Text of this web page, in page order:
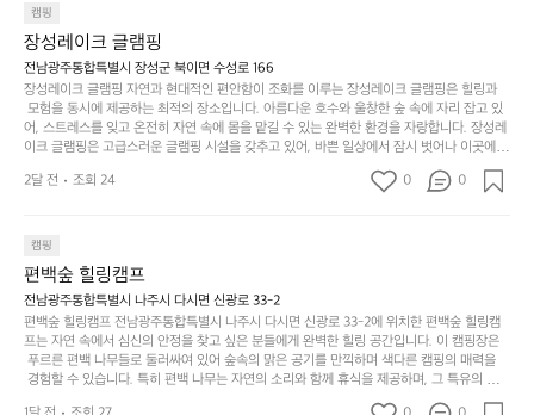
을
가
려
보
세
요.
튼
을
조
용
는
크
기,
무
게,
이
의
아
주
웃
도
어
의
경
럽
게
이
어
이
라
고
해
야
하
리
를
잡
았
으며 깊은 숙면을 취할 수 있는 기회를 제공합니다.  이곳은 자연과의 완벽한 조화를 이루며,
다채로운 야외 활동을 제공합니다. 특히 어린이들은 안전하게 놀 수 있는 놀이시설이 마련
되어 있어 부모님들과 함께 즐거운 시간을 보낼 수 있습니다. 주변의 다양한 관광지와 먹거
리를 탐험하는 재미도 포레스트 창평의 매력 중 하나입니다.  또한, 캠핑장을 방문한 후 지속
적으로 재방문하는 이들이 많아 인기가 날로 상승하고 있습니다. 포레스트 창평은 단순한 캠
핑 그 이상을 제공하며, 자연을 사랑하는 모든 이들에게 꼭 한번 경험해봐야 할 장소로 자리
잡았습니다.  인기 정도: ★★★★★
캠핑
장성레이크 글램핑
전남광주통합특별시 장성군 북이면 수성로 166
장성레이크 글램핑 자연과 현대적인 편안함이 조화를 이루는 장성레이크 글램핑은 힐링과
모험을 동시에 제공하는 최적의 장소입니다. 아름다운 호수와 울창한 숲 속에 자리 잡고 있
어, 스트레스를 잊고 온전히 자연 속에 몸을 맡길 수 있는 완벽한 환경을 자랑합니다. 장성레
이크 글램핑은 고급스러운 글램핑 시설을 갖추고 있어, 바쁜 일상에서 잠시 벗어나 이곳에
오면 사치스러운 휴식이 가능해집니다. 독립된 텐트에서 제공되는 특별한 불멍 공간은 소중
한 사람과 함께 따뜻한 이야기를 나눌 수 있는 소중한 시간을 만들어 줍니다. 또한, 주변의 자
을 창출하는 시간이 될 것입니다. 특히 식사를 좋아하는 분들에게는 매주 특별한 바비큐 파
티와 지역에서 나는 신선한 재료로 만든 다양한 요리를 제공하여 미각을 만족시켜 줍니다.
장성레이크 글램핑은 그 아름다운 경관과 최고 품질의 시설 덕분에 최근 몇 년 사이에 특히
주목받고 있는 캠핑장 중 하나입니다. 주말이면 방문객이 가득해 예약이 빠르게 차는 만큼
미리 일정을 계획하시는 것이 좋습니다. 나만의 프라이빗한 공간에서 가족 및 사랑하는 사
람들과 함께하세요. 당신의 대자연 속 힐링을 기다리는 장성레이크 글램핑은 언젠가 반드시
방문해봐야 할 명소로 자리매김하였습니다. 인기 정도: ★★★★★
2달 전 조회 24 0 0
캠핑
편백숲 힐링캠프
전남광주통합특별시 나주시 다시면 신광로 33-2
편백숲 힐링캠프 전남광주통합특별시 나주시 다시면 신광로 33-2에 위치한 편백숲 힐링캠
프는 자연 속에서 심신의 안정을 찾고 싶은 분들에게 완벽한 힐링 공간입니다. 이 캠핑장은
푸르른 편백 나무들로 둘러싸여 있어 숲속의 맑은 공기를 만끽하며 색다른 캠핑의 매력을
경험할 수 있습니다. 특히 편백 나무는 자연의 소리와 함께 휴식을 제공하며, 그 특유의 아로
마향이 심리적 안정감을 가져다줍니다. 이곳에서 아침 햇살을 맞으며 조용한 숲속에서의 커